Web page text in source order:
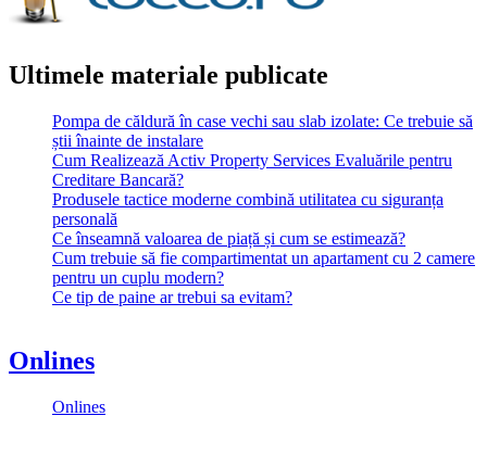
Ultimele materiale publicate
Pompa de căldură în case vechi sau slab izolate: Ce trebuie să
știi înainte de instalare
Cum Realizează Activ Property Services Evaluările pentru
Creditare Bancară?
Produsele tactice moderne combină utilitatea cu siguranța
personală
Ce înseamnă valoarea de piață și cum se estimează?
Cum trebuie să fie compartimentat un apartament cu 2 camere
pentru un cuplu modern?
Ce tip de paine ar trebui sa evitam?
Onlines
Onlines